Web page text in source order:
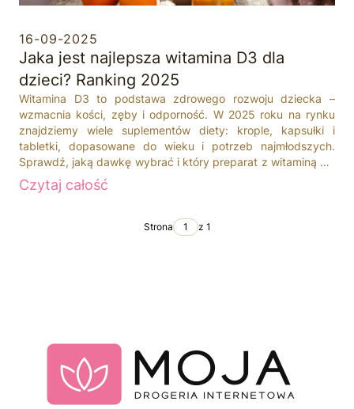
16-09-2025
Jaka jest najlepsza witamina D3 dla
dzieci? Ranking 2025
Witamina D3 to podstawa zdrowego rozwoju dziecka –
wzmacnia kości, zęby i odporność. W 2025 roku na rynku
znajdziemy wiele suplementów diety: krople, kapsułki i
tabletki, dopasowane do wieku i potrzeb najmłodszych.
Sprawdź, jaką dawkę wybrać i który preparat z witaminą D3
będzie najlepszy dla Twojego dziecka.
Czytaj całość
Strona z 1